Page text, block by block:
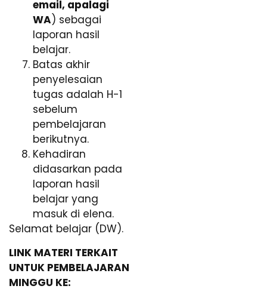
email, apalagi
WA) sebagai
laporan hasil
belajar.
Batas akhir
penyelesaian
tugas adalah H-1
sebelum
pembelajaran
berikutnya.
Kehadiran
didasarkan pada
laporan hasil
belajar yang
masuk di elena.
Selamat belajar (DW).
LINK MATERI TERKAIT
UNTUK PEMBELAJARAN
MINGGU KE: